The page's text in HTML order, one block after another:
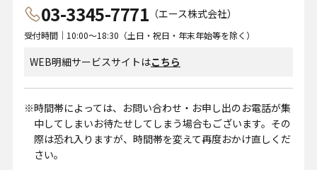
03-3345-7771 （エース株式会社）
受付時間｜10:00～18:30（土日・祝日・年末年始等を除く）
WEB明細サービスサイトはこちら
時間帯によっては、お問い合わせ・お申し出のお電話が集
中してしまいお待たせしてしまう場合もございます。その
際は恐れ入りますが、時間帯を変えて再度おかけ直しくだ
さい。